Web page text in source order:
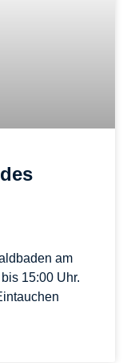
am
15:00 Uhr.